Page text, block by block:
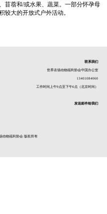
苜蓿和/或水果、蔬菜。一部分怀孕母
较大的开放式户外活动。
联系我们
世界农场动物福利协会中国办公室
13401084060
工作时间上午9点至下午6点（北京时间）
发送邮件给我们
动物福利协会 版权所有